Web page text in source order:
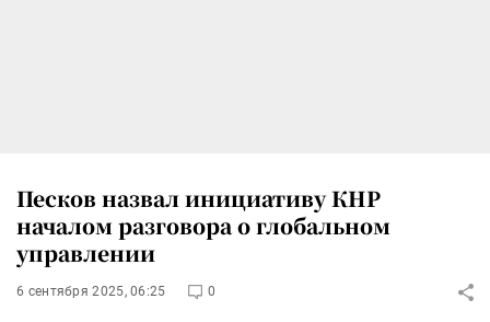
Песков назвал инициативу КНР
началом разговора о глобальном
управлении
6 сентября 2025, 06:25 0